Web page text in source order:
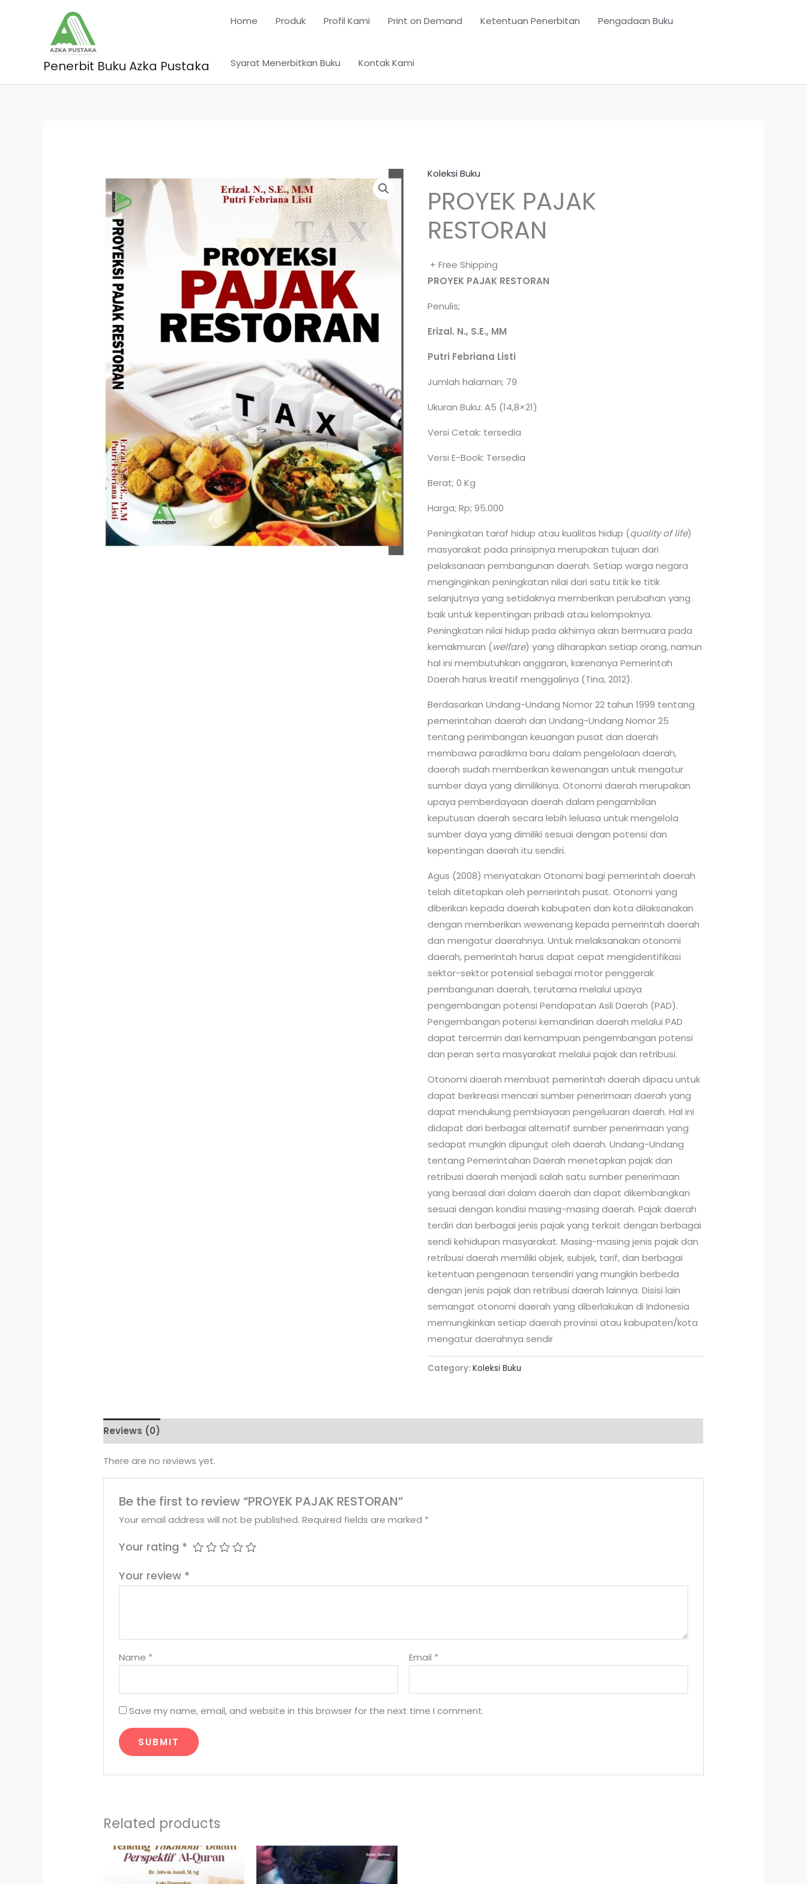
Penerbit Buku Azka Pustaka
Home Produk Profil Kami Print on Demand Ketentuan Penerbitan Pengadaan Buku
Syarat Menerbitkan Buku Kontak Kami
Koleksi Buku
PROYEK PAJAK
RESTORAN
+ Free Shipping
PROYEK PAJAK RESTORAN
Penulis;
Erizal. N., S.E., MM
Putri Febriana Listi
Jumlah halaman; 79
Ukuran Buku: A5 (14,8×21)
Versi Cetak: tersedia
Versi E-Book: Tersedia
Berat; 0 Kg
Harga; Rp; 95.000
Peningkatan taraf hidup atau kualitas hidup (quality of life)
masyarakat pada prinsipnya merupakan tujuan dari
pelaksanaan pembangunan daerah. Setiap warga negara
menginginkan peningkatan nilai dari satu titik ke titik
selanjutnya yang setidaknya memberikan perubahan yang
baik untuk kepentingan pribadi atau kelompoknya.
Peningkatan nilai hidup pada akhirnya akan bermuara pada
kemakmuran (welfare) yang diharapkan setiap orang, namun
hal ini membutuhkan anggaran, karenanya Pemerintah
Daerah harus kreatif menggalinya (Tina, 2012).
Berdasarkan Undang-Undang Nomor 22 tahun 1999 tentang
pemerintahan daerah dan Undang-Undang Nomor 25
tentang perimbangan keuangan pusat dan daerah
membawa paradikma baru dalam pengelolaan daerah,
daerah sudah memberikan kewenangan untuk mengatur
sumber daya yang dimilikinya. Otonomi daerah merupakan
upaya pemberdayaan daerah dalam pengambilan
keputusan daerah secara lebih leluasa untuk mengelola
sumber daya yang dimiliki sesuai dengan potensi dan
kepentingan daerah itu sendiri.
Agus (2008) menyatakan Otonomi bagi pemerintah daerah
telah ditetapkan oleh pemerintah pusat. Otonomi yang
diberikan kepada daerah kabupaten dan kota dilaksanakan
dengan memberikan wewenang kepada pemerintah daerah
dan mengatur daerahnya. Untuk melaksanakan otonomi
daerah, pemerintah harus dapat cepat mengidentifikasi
sektor-sektor potensial sebagai motor penggerak
pembangunan daerah, terutama melalui upaya
pengembangan potensi Pendapatan Asli Daerah (PAD).
Pengembangan potensi kemandirian daerah melalui PAD
dapat tercermin dari kemampuan pengembangan potensi
dan peran serta masyarakat melalui pajak dan retribusi.
Otonomi daerah membuat pemerintah daerah dipacu untuk
dapat berkreasi mencari sumber penerimaan daerah yang
dapat mendukung pembiayaan pengeluaran daerah. Hal ini
didapat dari berbagai alternatif sumber penerimaan yang
sedapat mungkin dipungut oleh daerah. Undang-Undang
tentang Pemerintahan Daerah menetapkan pajak dan
retribusi daerah menjadi salah satu sumber penerimaan
yang berasal dari dalam daerah dan dapat dikembangkan
sesuai dengan kondisi masing-masing daerah. Pajak daerah
terdiri dari berbagai jenis pajak yang terkait dengan berbagai
sendi kehidupan masyarakat. Masing-masing jenis pajak dan
retribusi daerah memiliki objek, subjek, tarif, dan berbagai
ketentuan pengenaan tersendiri yang mungkin berbeda
dengan jenis pajak dan retribusi daerah lainnya. Disisi lain
semangat otonomi daerah yang diberlakukan di Indonesia
memungkinkan setiap daerah provinsi atau kabupaten/kota
mengatur daerahnya sendir
Category: Koleksi Buku
Reviews (0)
There are no reviews yet.
Be the first to review “PROYEK PAJAK RESTORAN”
Your email address will not be published. Required fields are marked *
Your rating *
Your review *
Name * Email *
Save my name, email, and website in this browser for the next time I comment.
Related products